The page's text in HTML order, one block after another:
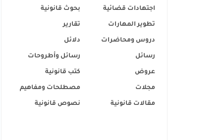
اجتهادات قضائية بحوث قانونية
تطوير المهارات تقارير
دروس ومحاضرات دلائل
رسائل رسائل وأطروحات
عروض كتب قانونية
مجلات مصطلحات ومفاهيم
مقالات قانونية نصوص قانونية